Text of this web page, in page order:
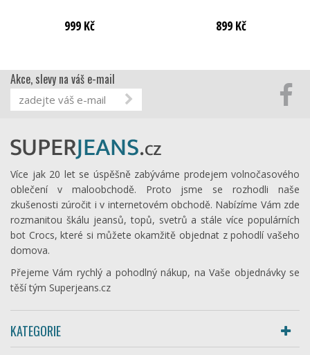
999 Kč 899 Kč
Akce, slevy na váš e-mail
Více jak 20 let se úspěšně zabýváme prodejem volnočasového
oblečení v maloobchodě. Proto jsme se rozhodli naše
zkušenosti zúročit i v internetovém obchodě. Nabízíme Vám zde
rozmanitou škálu jeansů, topů, svetrů a stále více populárních
bot Crocs, které si můžete okamžitě objednat z pohodlí vašeho
domova.
Přejeme Vám rychlý a pohodlný nákup, na Vaše objednávky se
těší tým Superjeans.cz
KATEGORIE